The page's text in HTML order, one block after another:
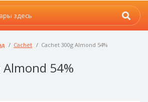
Сachet Cachet 300g Almond 54%
54%